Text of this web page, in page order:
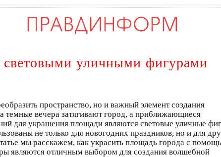
световыми уличными фигурами
пространство, но и важный элемент создания
вечера затягивают город, а приближающиеся
для украшения площади являются световые уличные
не только для новогодних праздников, но и для
мы расскажем, как украсить площадь города с
являются отличным выбором для создания волшебной